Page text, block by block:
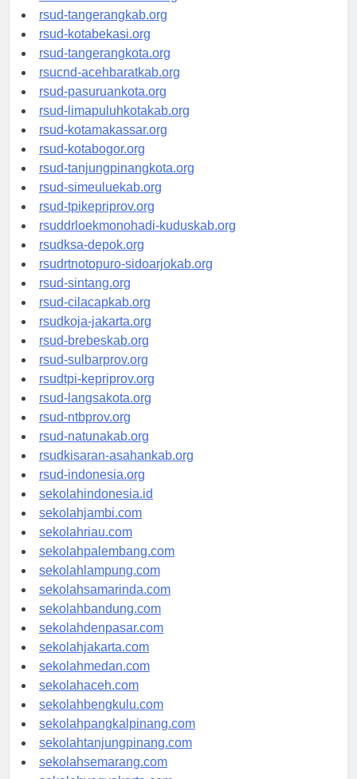
universitasindonesia.org
rsud-tangerangkab.org
rsud-kotabekasi.org
rsud-tangerangkota.org
rsucnd-acehbaratkab.org
rsud-pasuruankota.org
rsud-limapuluhkotakab.org
rsud-kotamakassar.org
rsud-kotabogor.org
rsud-tanjungpinangkota.org
rsud-simeuluekab.org
rsud-tpikepriprov.org
rsuddrloekmonohadi-kuduskab.org
rsudksa-depok.org
rsudrtnotopuro-sidoarjokab.org
rsud-sintang.org
rsud-cilacapkab.org
rsudkoja-jakarta.org
rsud-brebeskab.org
rsud-sulbarprov.org
rsudtpi-kepriprov.org
rsud-langsakota.org
rsud-ntbprov.org
rsud-natunakab.org
rsudkisaran-asahankab.org
rsud-indonesia.org
sekolahindonesia.id
sekolahjambi.com
sekolahriau.com
sekolahpalembang.com
sekolahlampung.com
sekolahsamarinda.com
sekolahbandung.com
sekolahdenpasar.com
sekolahjakarta.com
sekolahmedan.com
sekolahaceh.com
sekolahbengkulu.com
sekolahpangkalpinang.com
sekolahtanjungpinang.com
sekolahsemarang.com